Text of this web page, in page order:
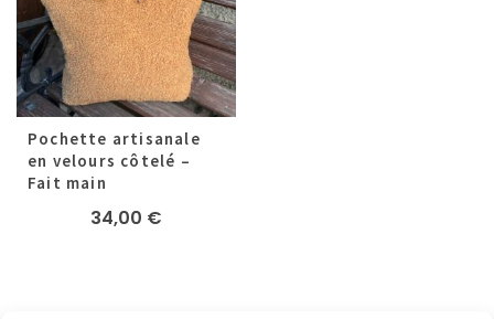
Pochette artisanale
en velours côtelé –
Fait main
34,00 €